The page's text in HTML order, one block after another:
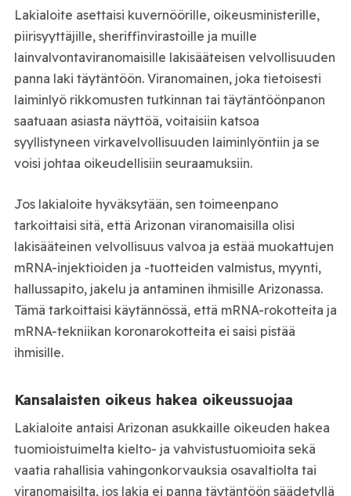
Lakialoite asettaisi kuvernöörille, oikeusministerille,
piirisyyttäjille, sheriffinvirastoille ja muille
lainvalvontaviranomaisille lakisääteisen velvollisuuden
panna laki täytäntöön. Viranomainen, joka tietoisesti
laiminlyö rikkomusten tutkinnan tai täytäntöönpanon
saatuaan asiasta näyttöä, voitaisiin katsoa
syyllistyneen virkavelvollisuuden laiminlyöntiin ja se
voisi johtaa oikeudellisiin seuraamuksiin.
Jos lakialoite hyväksytään, sen toimeenpano
tarkoittaisi sitä, että Arizonan viranomaisilla olisi
lakisääteinen velvollisuus valvoa ja estää muokattujen
mRNA-injektioiden ja -tuotteiden valmistus, myynti,
hallussapito, jakelu ja antaminen ihmisille Arizonassa.
Tämä tarkoittaisi käytännössä, että mRNA-rokotteita ja
mRNA-tekniikan koronarokotteita ei saisi pistää
ihmisille.
Kansalaisten oikeus hakea oikeussuojaa
Lakialoite antaisi Arizonan asukkaille oikeuden hakea
tuomioistuimelta kielto- ja vahvistustuomioita sekä
vaatia rahallisia vahingonkorvauksia osavaltiolta tai
viranomaisilta, jos lakia ei panna täytäntöön säädetyllä